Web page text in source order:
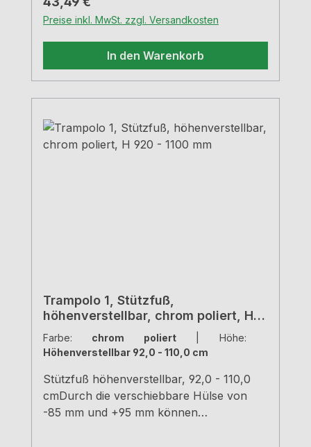
Preise inkl. MwSt. zzgl. Versandkosten
In den Warenkorb
Trampolo 1, Stützfuß,
höhenverstellbar, chrom poliert, H
920 - 1100 mm
Farbe: chrom poliert
Höhe:
Höhenverstellbar 92,0 - 110,0 cm
Stützfuß höhenverstellbar, 92,0 - 110,0
cmDurch die verschiebbare Hülse von
-85 mm und +95 mm können